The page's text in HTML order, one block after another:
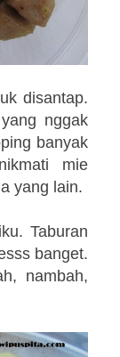
disantap.
nggak
banyak
mie
yang lain.
Taburan
banget.
nambah,